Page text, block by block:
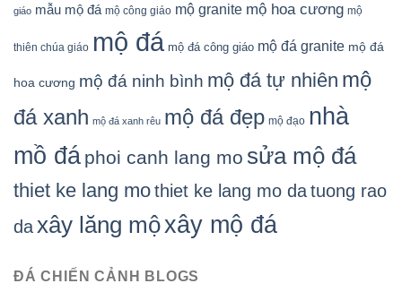
giáo mẫu mộ đá mộ công giáo mộ granite mộ hoa cương mộ
thiên chúa giáo mộ đá mộ đá công giáo mộ đá granite mộ đá
hoa cương mộ đá ninh bình mộ đá tự nhiên mộ
đá xanh mộ đá xanh rêu mộ đá đẹp mộ đạo nhà
mồ đá phoi canh lang mo sửa mộ đá
thiet ke lang mothiet ke lang mo datuong rao
daxây lăng mộxây mộ đá
ĐÁ CHIẾN CẢNH BLOGS